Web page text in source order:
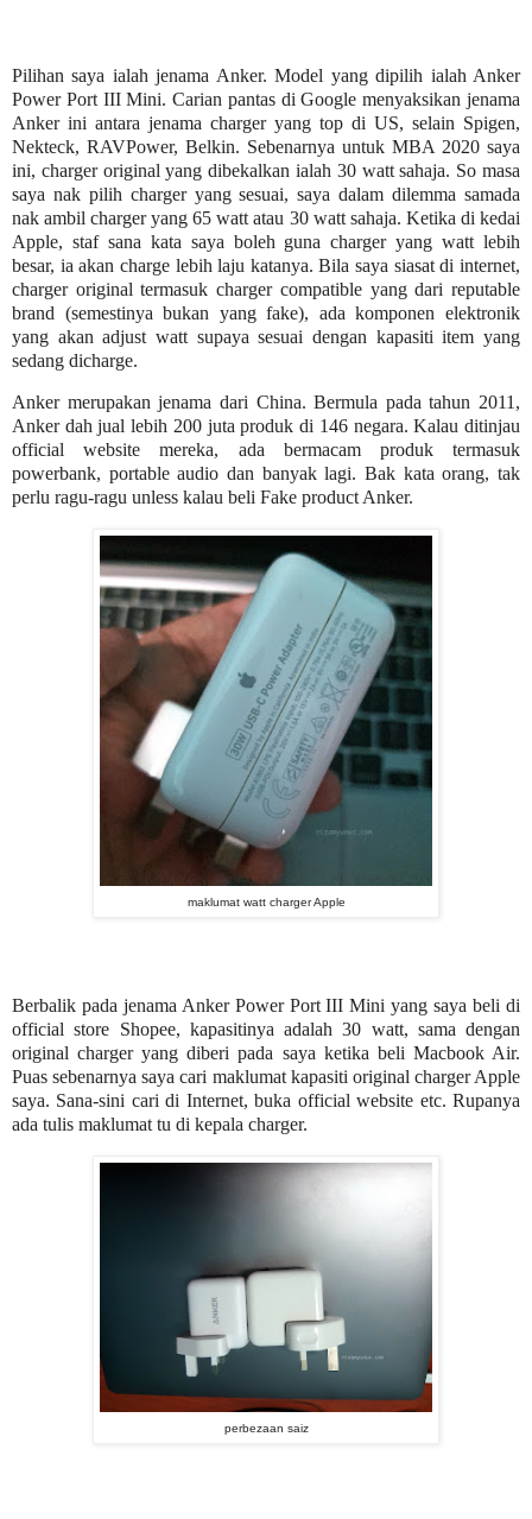
Pilihan saya ialah jenama Anker. Model yang dipilih ialah Anker
Power Port III Mini. Carian pantas di Google menyaksikan jenama
Anker ini antara jenama charger yang top di US, selain Spigen,
Nekteck, RAVPower, Belkin. Sebenarnya untuk MBA 2020 saya
ini, charger original yang dibekalkan ialah 30 watt sahaja. So masa
saya nak pilih charger yang sesuai, saya dalam dilemma samada
nak ambil charger yang 65 watt atau 30 watt sahaja. Ketika di kedai
Apple, staf sana kata saya boleh guna charger yang watt lebih
besar, ia akan charge lebih laju katanya. Bila saya siasat di internet,
charger original termasuk charger compatible yang dari reputable
brand (semestinya bukan yang fake), ada komponen elektronik
yang akan adjust watt supaya sesuai dengan kapasiti item yang
sedang dicharge.
Anker merupakan jenama dari China. Bermula pada tahun 2011,
Anker dah jual lebih 200 juta produk di 146 negara. Kalau ditinjau
official website mereka, ada bermacam produk termasuk
powerbank, portable audio dan banyak lagi. Bak kata orang, tak
perlu ragu-ragu unless kalau beli Fake product Anker.
maklumat watt charger Apple
Berbalik pada jenama Anker Power Port III Mini yang saya beli di
official store Shopee, kapasitinya adalah 30 watt, sama dengan
original charger yang diberi pada saya ketika beli Macbook Air.
Puas sebenarnya saya cari maklumat kapasiti original charger Apple
saya. Sana-sini cari di Internet, buka official website etc. Rupanya
ada tulis maklumat tu di kepala charger.
perbezaan saiz